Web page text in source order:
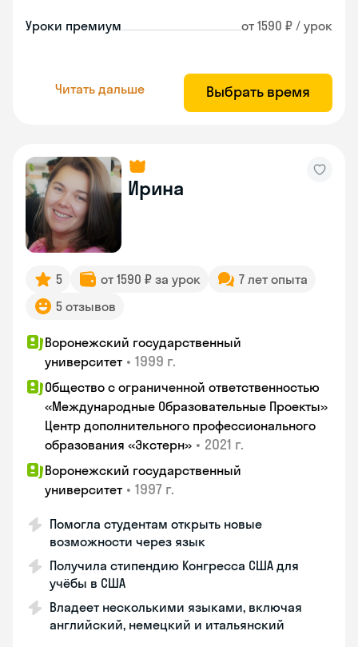
Уроки премиум от 1590 ₽ / урок
Читать дальше Выбрать время
Ирина
5 от 1590 ₽ за урок
7 лет опыта
5 отзывов
Воронежский государственный
университет • 1999 г.
Общество с ограниченной ответственностью
«Международные Образовательные Проекты»
Центр дополнительного профессионального
образования «Экстерн» • 2021 г.
Воронежский государственный
университет • 1997 г.
Помогла студентам открыть новые
возможности через язык
Получила стипендию Конгресса США для
учёбы в США
Владеет несколькими языками, включая
английский, немецкий и итальянский